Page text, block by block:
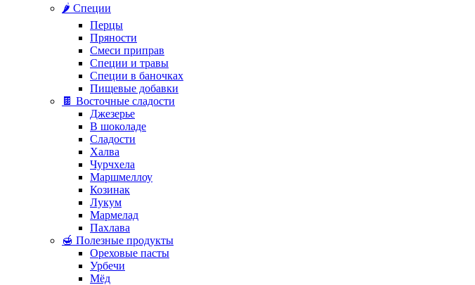
🌶️ Специи
Перцы
Пряности
Смеси приправ
Специи и травы
Специи в баночках
Пищевые добавки
🍫 Восточные сладости
Джезерье
В шоколаде
Сладости
Халва
Чурчхела
Маршмеллоу
Козинак
Лукум
Мармелад
Пахлава
🍯 Полезные продукты
Ореховые пасты
Урбечи
Мёд